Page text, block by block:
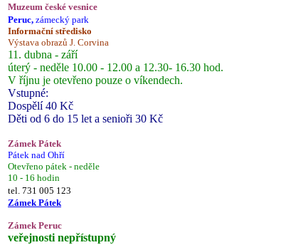
Muzeum české vesnice
Peruc, zámecký park
Informační středisko
Výstava obrazů J. Corvina
11. dubna - září
úterý - neděle 10.00 - 12.00 a 12.30- 16.30 hod.
V říjnu je otevřeno pouze o víkendech.
Vstupné:
Dospělí 40 Kč
Děti od 6 do 15 let a senioři 30 Kč
Zámek Pátek
Pátek nad Ohří
Otevřeno pátek - neděle
10 - 16 hodin
tel. 731 005 123
Zámek Pátek
Zámek Peruc
veřejnosti nepřístupný